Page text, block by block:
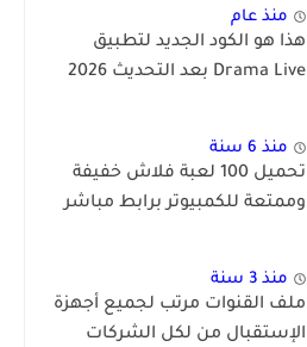
منذ عام
هذا هو الكود الجديد لتطبيق
Drama Live بعد التحديث 2026
منذ 6 سنة
تحميل 100 لعبة فلاش خفيفة
وممتعة للكمبيوتر برابط مباشر
منذ 3 سنة
ملف القنوات مرتب لجميع أجهزة
الإستقبال من لكل الشركات